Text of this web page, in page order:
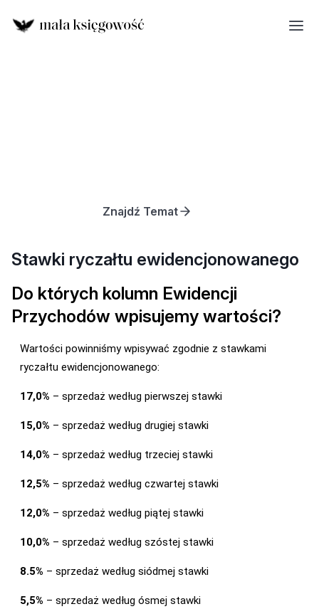
Znajdź Temat
Stawki ryczałtu ewidencjonowanego
Do których kolumn Ewidencji
Przychodów wpisujemy wartości?
Wartości powinniśmy wpisywać zgodnie z stawkami
ryczałtu ewidencjonowanego:
17,0% – sprzedaż według pierwszej stawki
15,0% – sprzedaż według drugiej stawki
14,0% – sprzedaż według trzeciej stawki
12,5% – sprzedaż według czwartej stawki
12,0% – sprzedaż według piątej stawki
10,0% – sprzedaż według szóstej stawki
8.5% – sprzedaż według siódmej stawki
5,5% – sprzedaż według ósmej stawki